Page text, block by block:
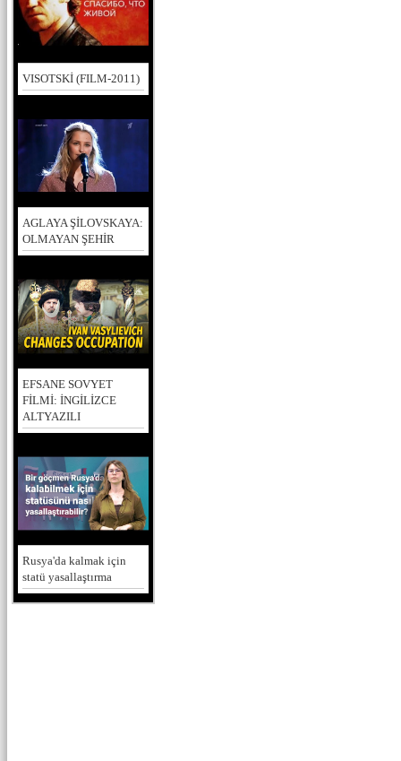
VISOTSKİ (FILM-2011)
AGLAYA ŞİLOVSKAYA:
OLMAYAN ŞEHİR
EFSANE SOVYET
FİLMİ: İNGİLİZCE
ALTYAZILI
Rusya'da kalmak için
statü yasallaştırma